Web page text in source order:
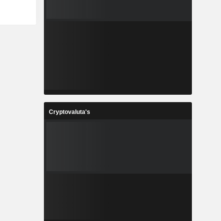
Cryptovaluta's